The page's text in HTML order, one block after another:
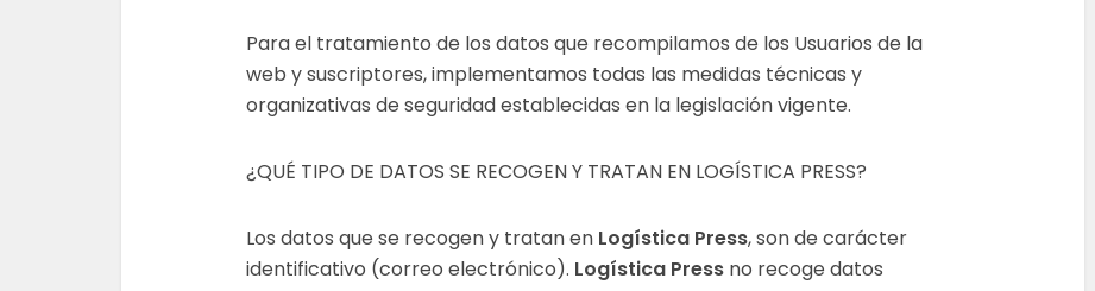
Para el tratamiento de los datos que recompilamos de los Usuarios de la
web y suscriptores, implementamos todas las medidas técnicas y
organizativas de seguridad establecidas en la legislación vigente.
¿QUÉ TIPO DE DATOS SE RECOGEN Y TRATAN EN LOGÍSTICA PRESS?
Los datos que se recogen y tratan en Logística Press, son de carácter
identificativo (correo electrónico). Logística Press no recoge datos